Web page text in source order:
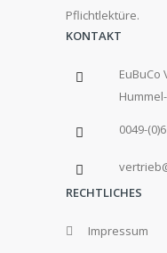
Pflichtlektüre.
KONTAKT
EuBuCo
0049-
RECHTLICHES
Impressum